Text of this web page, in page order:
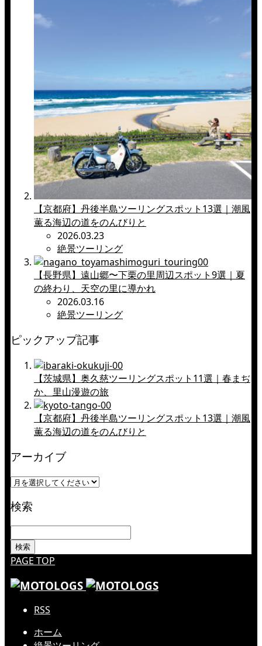
【京都府】丹後半島ツーリングスポット13選｜潮風
薫る海辺の道をのんびりと
2026.03.23
絶景ツーリング
【長野県】遠山郷〜下栗の里周辺スポット9選｜夏
の終わり、天空の里に導かれ
2026.03.16
絶景ツーリング
ピックアップ記事
【茨城県】奥久慈ツーリングスポット11選｜春まぢ
か、里山漫遊の旅
【京都府】丹後半島ツーリングスポット13選｜潮風
薫る海辺の道をのんびりと
アーカイブ
検索
PAGE TOP
RSS
ホーム